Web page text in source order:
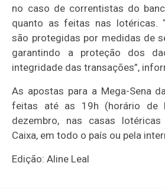
no caso de correntistas do
quanto as feitas nas lotéricas.
são protegidas por medidas de
garantindo a proteção dos
integridade das transações”,
As apostas para a Mega-Sena
feitas até as 19h (horário de
dezembro, nas casas lotéricas
Caixa, em todo o país ou pela
Edição: Aline Leal